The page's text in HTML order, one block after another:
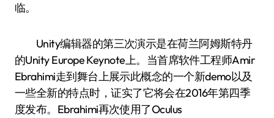
临。
Unity编辑器的第三次演示是在荷兰阿姆斯特丹
的Unity Europe Keynote上。当首席软件工程师Amir
Ebrahimi走到舞台上展示此概念的一个新demo以及
一些全新的特点时，证实了它将会在2016年第四季
度发布。Ebrahimi再次使用了Oculus